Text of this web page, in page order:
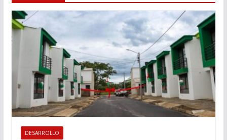
DESARROLLO